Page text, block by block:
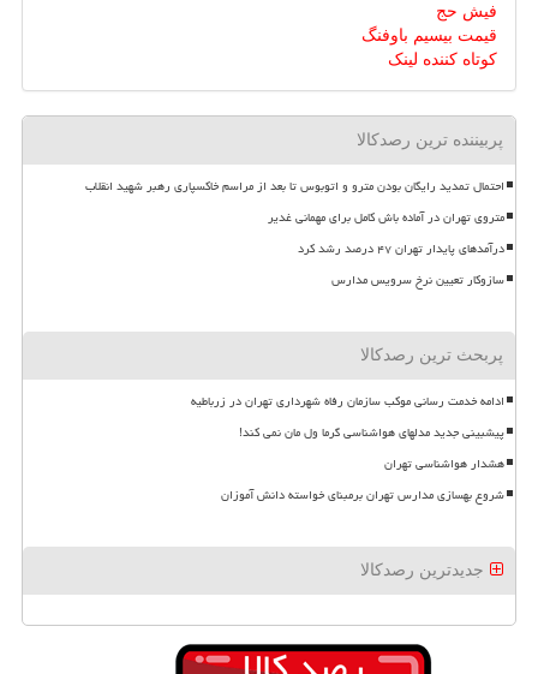
فیش حج
قیمت بیسیم باوفنگ
کوتاه کننده لینک
پربیننده ترین رصدکالا
احتمال تمدید رایگان بودن مترو و اتوبوس تا بعد از مراسم خاکسپاری رهبر شهید انقلاب
متروی تهران در آماده باش کامل برای مهمانی غدیر
درآمدهای پایدار تهران ۴۷ درصد رشد کرد
سازوکار تعیین نرخ سرویس مدارس
پربحث ترین رصدکالا
ادامه خدمت رسانی موکب سازمان رفاه شهرداری تهران در زرباطیه
پیشبینی جدید مدلهای هواشناسی گرما ول مان نمی کند!
هشدار هواشناسی تهران
شروع بهسازی مدارس تهران برمبنای خواسته دانش آموزان
جدیدترین رصدکالا